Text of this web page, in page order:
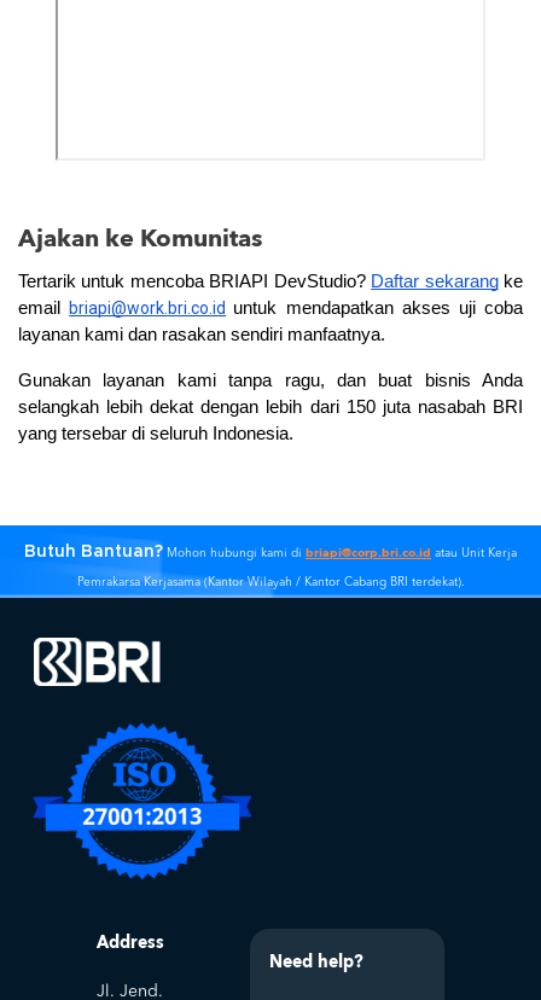
Ajakan ke Komunitas
Tertarik untuk mencoba BRIAPI DevStudio? Daftar sekarang ke
email
briapi@work.bri.co.id untuk mendapatkan akses uji coba
layanan kami dan rasakan sendiri manfaatnya.
Gunakan layanan kami tanpa ragu, dan buat bisnis Anda
selangkah lebih dekat dengan lebih dari 150 juta nasabah BRI
yang tersebar di seluruh Indonesia.
Butuh Bantuan? Mohon hubungi kami di briapi@corp.bri.co.id atau Unit Kerja
Pemrakarsa Kerjasama (Kantor Wilayah / Kantor Cabang BRI terdekat).
Address
Jl. Jend.
Need help?